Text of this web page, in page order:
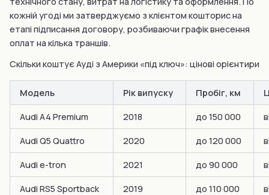
кожній угоді ми затверджуємо з клієнтом кошторис на
етапі підписання договору, розбиваючи графік внесення
оплат на кілька траншів.
Скільки коштує Ауді з Америки «під ключ»: цінові орієнтири
Модель Рік випуску Пробіг, км
Audi A4 Premium 2018 до 150 000
Audi Q5 Quattro 2020 до 120 000
Audi e-tron 2021 до 90 000
Audi RS5 Sportback 2019 до 110 000